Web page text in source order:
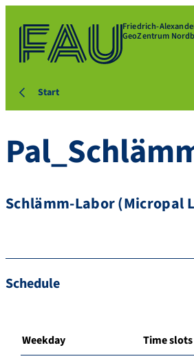
Friedrich-
GeoZentrum
Start
Schlämm-Labor (Micropal
Schedule
Weekday Time slots